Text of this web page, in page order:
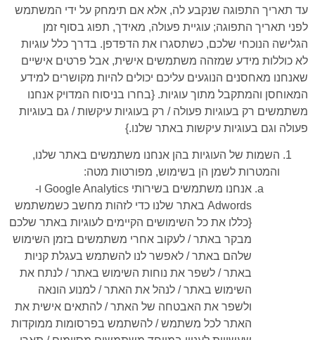
עד תאריך התפוגה שנקבע לה, אלא אם תימחק על ידי המשתמש
לפני תאריך התפוגה; עוגיית פעולה, מאידך, תפוג בסוף זמן
הגלישה הנוכחי שלכם, כשתסגרו את הדפדפן. בדרך כלל עוגיות
לא כוללות מידע שמזהה משתמשים אישית, אבל פרטים אישיים
שאנחנו מאחסנים הנוגעים עליכם יכולים להיות מקושרים למידע
המאוחסן והמתקבל מתוך עוגיות. {בחרו בניסוח המדויק אנחנו
משתמשים רק בעוגיות פעולה / רק בעוגיות עיקשות / גם בעוגיות
פעולה וגם בעוגיות עיקשות באתר שלנו.}
השמות של העוגיות בהן אנחנו משתמשים באתר שלנו,
והמטרות לשמן הן בשימוש, מפורטות מטה:
אנחנו משתמשים בשירותי Google Analytics ו-
Adwords באתר שלנו כדי לזהות מחשב כשמשתמש
{כללו את כל השימושים הקיימים לעוגיות באתר שלכם
מבקר באתר / לעקוב אחרי משתמשים בזמן השימוש
שלהם באתר / לאפשר לנו להשתמש בעגלת קניות
באתר / לשפר את נוחות השימוש באתר / לנתח את
השימוש באתר / לנהל את האתר / למנוע הונאה
ולשפר את האבטחה של האתר / להתאים אישית את
האתר לכל משתמש / להשתמש בפרסומות ממוקדות